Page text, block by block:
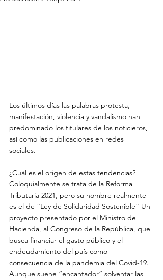
Los últimos días las palabras protesta,
manifestación, violencia y vandalismo han
predominado los titulares de los noticieros,
así como las publicaciones en redes
sociales.
¿Cuál es el origen de estas tendencias?
Coloquialmente se trata de la Reforma
Tributaria 2021, pero su nombre realmente
es el de “Ley de Solidaridad Sostenible” Un
proyecto presentado por el Ministro de
Hacienda, al Congreso de la República, que
busca financiar el gasto público y el
endeudamiento del país como
consecuencia de la pandemia del Covid-19.
Aunque suene “encantador” solventar las